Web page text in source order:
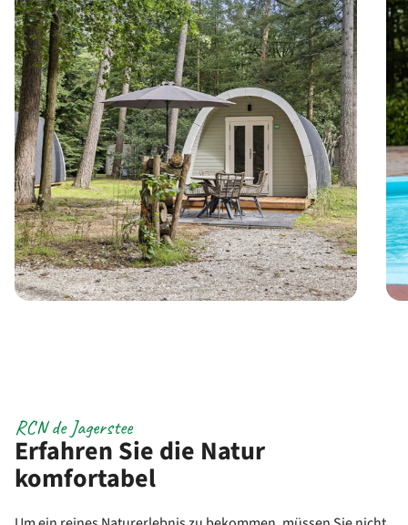
Erfahren Sie die Natur
komfortabel
RCN de Jagerstee